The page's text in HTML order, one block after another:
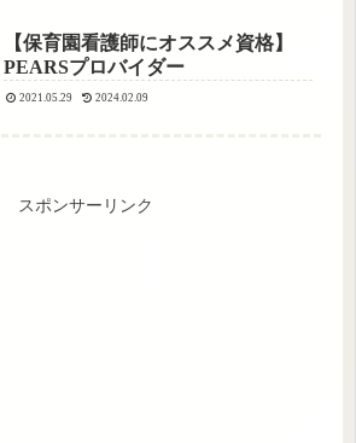
【保育園看護師にオススメ資格】
PEARSプロバイダー
2021.05.29 2024.02.09
スポンサーリンク